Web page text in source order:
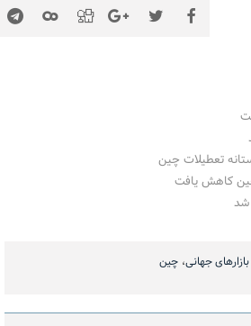
تعطیلات چین
کاهش یافت
بازارهای جهانی چین